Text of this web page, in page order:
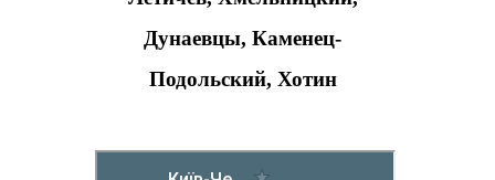
Дунаевцы, Каменец-
Подольский, Хотин